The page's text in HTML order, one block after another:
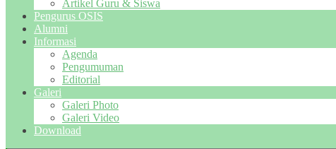
Artikel Guru & Siswa
Pengurus OSIS
Alumni
Informasi
Agenda
Pengumuman
Editorial
Galeri
Galeri Photo
Galeri Video
Download